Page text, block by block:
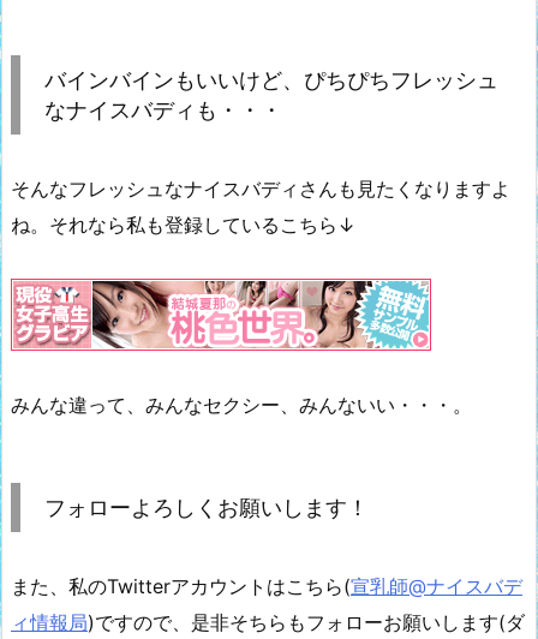
バインバインもいいけど、ぴちぴちフレッシュ
なナイスバディも・・・
そんなフレッシュなナイスバディさんも見たくなりますよ
ね。それなら私も登録しているこちら↓
みんな違って、みんなセクシー、みんないい・・・。
フォローよろしくお願いします！
また、私のTwitterアカウントはこちら(宣乳師@ナイスバデ
ィ情報局)ですので、是非そちらもフォローお願いします(ダ